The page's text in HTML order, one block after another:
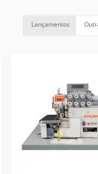
Lançamentos